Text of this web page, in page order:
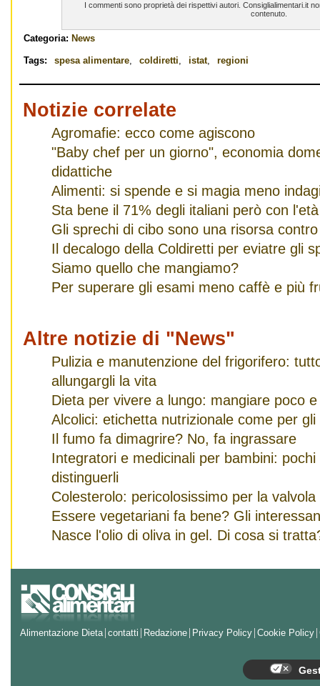
I commenti sono proprietà dei rispettivi autori. Consiglialimentari.it
contenuto.
Categoria: News
Tags: spesa alimentare, coldiretti, istat, regioni
Notizie correlate
​Agromafie: ecco come agiscono
"Baby chef per un giorno", economia
didattiche
Alimenti: si spende e si magia meno
Sta bene il 71% degli italiani però con
Gli sprechi di cibo sono una risorsa
Il decalogo della Coldiretti per eviatre gli
Siamo quello che mangiamo?
Per superare gli esami meno caffè e più
Altre notizie di "News"
Pulizia e manutenzione del frigorifero:
allungargli la vita
Dieta per vivere a lungo: mangiare poco
Alcolici: etichetta nutrizionale come per gli
Il fumo fa dimagrire? No, fa ingrassare
Integratori e medicinali per bambini:
distinguerli
Colesterolo: pericolosissimo per la valvola
Essere vegetariani fa bene? Gli
Nasce l'olio di oliva in gel. Di cosa si
Alimentazione Dieta contatti Redazione Privacy Policy Cookie Policy